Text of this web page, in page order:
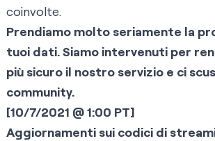
coinvolte.
Prendiamo molto seriamente la
tuoi dati. Siamo intervenuti per
più sicuro il nostro servizio e ci
community.
[10/7/2021 @ 1:00 PT]
Aggiornamenti sui codici di